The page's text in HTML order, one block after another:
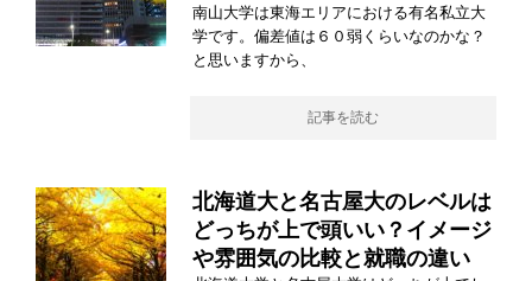
南山大学は東海エリアにおける有名私立大
学です。偏差値は６０弱くらいなのかな？
と思いますから、
記事を読む
北海道大と名古屋大のレベルは
どっちが上で頭いい？イメージ
や雰囲気の比較と就職の違い